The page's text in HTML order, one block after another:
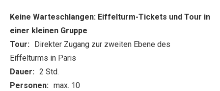
Keine Warteschlangen: Eiffelturm-Tickets und Tour in
einer kleinen Gruppe
Tour: Direkter Zugang zur zweiten Ebene des
Eiffelturms in Paris
Dauer: 2 Std.
Personen: max. 10